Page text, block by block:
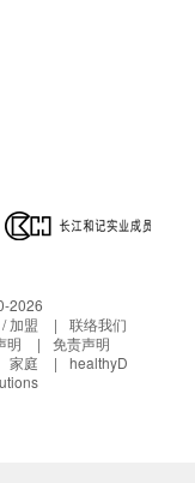
分店的办公时间
再次送货，而
之货品是否有损
复康用品有限公
产品有任何残缺
商品均不享任何
2026
加盟
联络我们
明
免责声明
家庭
healthyD